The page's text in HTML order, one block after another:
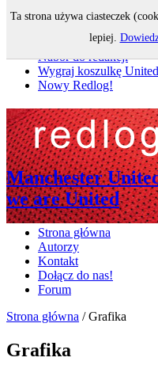
Nabór do redakcji
Wygraj koszulkę
Nowy Redlog!
Manchester
we are United
Strona główna
Autorzy
Kontakt
Dołącz do nas!
Forum
Strona główna /Grafika
Grafika
Ta strona używa ciasteczek
lepiej.